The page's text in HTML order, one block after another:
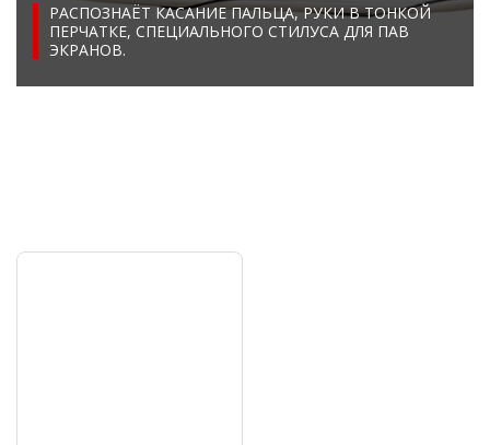
РАСПОЗНАЁТ КАСАНИЕ ПАЛЬЦА, РУКИ В ТОНКОЙ
ПЕРЧАТКЕ, СПЕЦИАЛЬНОГО СТИЛУСА ДЛЯ ПАВ
ЭКРАНОВ.